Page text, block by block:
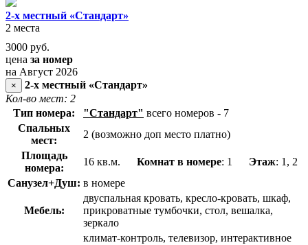
2-х местный «Стандарт»
2 места
3000 руб.
цена за номер
на Август 2026
×
2-х местный «Стандарт»
Кол-во мест: 2
Тип номера:
"Стандарт" всего номеров - 7
Спальных
мест:
2 (возможно доп место платно)
Площадь
номера:
16 кв.м. Комнат в номере: 1 Этаж: 1, 2
Санузел+Душ: в номере
Мебель:
двуспальная кровать, кресло-кровать, шкаф,
прикроватные тумбочки, стол, вешалка,
зеркало
климат-контроль, телевизор, интерактивное